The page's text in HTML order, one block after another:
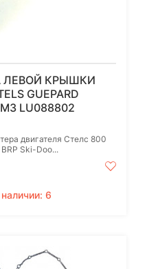
ЛЕВОЙ КРЫШКИ
GUEPARD
LU088802
двигателя Стелс 800
Ski-Doo...
6